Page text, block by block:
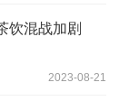
饮混战加剧
2023-08-21